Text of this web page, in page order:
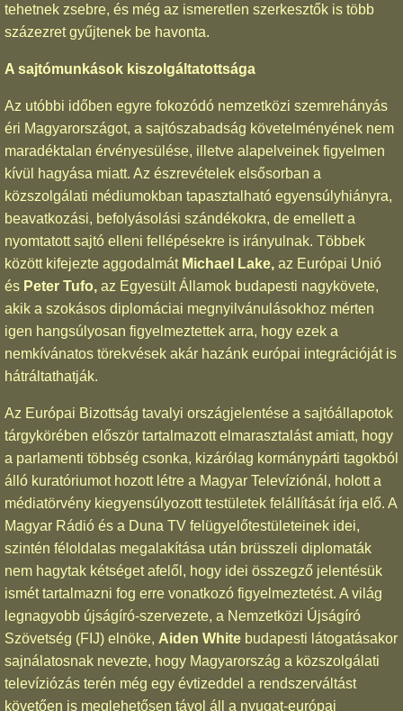
tehetnek zsebre, és még az ismeretlen szerkesztők is több
százezret gyűjtenek be havonta.
A sajtómunkások kiszolgáltatottsága
Az utóbbi időben egyre fokozódó nemzetközi szemrehányás
éri Magyarországot, a sajtószabadság követelményének nem
maradéktalan érvényesülése, illetve alapelveinek figyelmen
kívül hagyása miatt. Az észrevételek elsősorban a
közszolgálati médiumokban tapasztalható egyensúlyhiányra,
beavatkozási, befolyásolási szándékokra, de emellett a
nyomtatott sajtó elleni fellépésekre is irányulnak. Többek
között kifejezte aggodalmát Michael Lake, az Európai Unió
és Peter Tufo, az Egyesült Államok budapesti nagykövete,
akik a szokásos diplomáciai megnyilvánulásokhoz mérten
igen hangsúlyosan figyelmeztettek arra, hogy ezek a
nemkívánatos törekvések akár hazánk európai integrációját is
hátráltathatják.
Az Európai Bizottság tavalyi országjelentése a sajtóállapotok
tárgykörében először tartalmazott elmarasztalást amiatt, hogy
a parlamenti többség csonka, kizárólag kormánypárti tagokból
álló kuratóriumot hozott létre a Magyar Televíziónál, holott a
médiatörvény kiegyensúlyozott testületek felállítását írja elő. A
Magyar Rádió és a Duna TV felügyelőtestületeinek idei,
szintén féloldalas megalakítása után brüsszeli diplomaták
nem hagytak kétséget afelől, hogy idei összegző jelentésük
ismét tartalmazni fog erre vonatkozó figyelmeztetést. A világ
legnagyobb újságíró-szervezete, a Nemzetközi Újságíró
Szövetség (FIJ) elnöke, Aiden White budapesti látogatásakor
sajnálatosnak nevezte, hogy Magyarország a közszolgálati
televíziózás terén még egy évtizeddel a rendszerváltást
követően is meglehetősen távol áll a nyugat-európai